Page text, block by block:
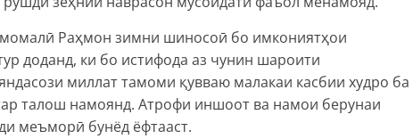
Раҳмон зимни шиносоӣ бо имкониятҳои
доданд, ки бо истифода аз чунин шароити
миллат тамоми қувваю малакаи касбии худро ба
талош намоянд. Атрофи иншоот ва намои берунаи
меъморӣ бунёд ёфтааст.